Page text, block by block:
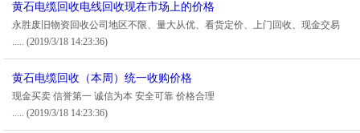
黄石电缆回收电线回收现在市场上的价格
永胜废旧物资回收公司地区不限、量大从优、看货定价、上门回收、现金交易
..... (2019/3/18 14:23:36)
黄石电缆回收（本周）统一收购价格
现金买卖 信誉第一 诚信为本 安全可靠 价格合理
..... (2019/3/18 14:23:36)